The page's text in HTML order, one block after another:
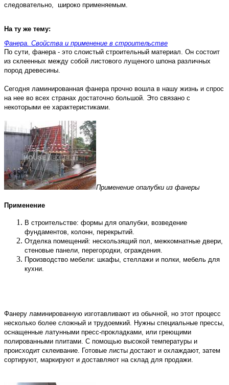
следовательно, широко применяемым.
На ту же тему:
Фанера. Свойства и применение в строительстве
По сути, фанера - это слоистый строительный материал. Он состоит
из склеенных между собой листового лущеного шпона различных
пород древесины.
Сегодня ламинированная фанера прочно вошла в нашу жизнь и спрос
на нее во всех странах достаточно большой. Это связано с
некоторыми ее характеристиками.
Применение опалубки из фанеры
Применение
В строительстве: формы для опалубки, возведение
фундаментов, колонн, перекрытий.
Отделка помещений: нескользящий пол, межкомнатные двери,
стеновые панели, перегородки, ограждения.
Производство мебели: шкафы, стеллажи и полки, мебель для
кухни.
Фанеру ламинированную изготавливают из обычной, но этот процесс
несколько более сложный и трудоемкий. Нужны специальные прессы,
оснащенные латунными пресс-прокладками, или греющими
полированными плитами. С помощью высокой температуры и
происходит склеивание. Готовые листы достают и охлаждают, затем
сортируют, маркируют и доставляют на склад для продажи.